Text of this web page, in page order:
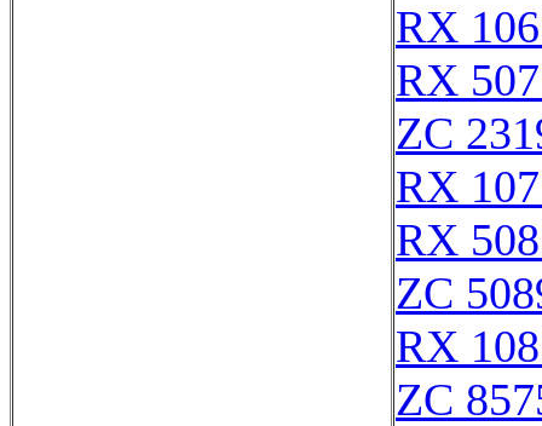
RX
RX
ZC
RX
RX
ZC
RX
ZC